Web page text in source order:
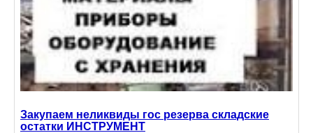
Закупаем неликвиды гос резерва складские
остатки ИНСТРУМЕНТ